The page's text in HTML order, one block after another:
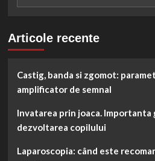
Picchu
Bran
Articole recente
Castig, banda si zgomot:
amplificator de semnal
Invatarea prin joaca. Importanta
dezvoltarea copilului
Laparoscopia: când este